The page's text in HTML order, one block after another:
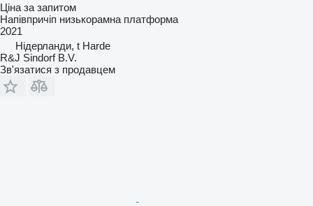
Ціна за запитом
Напівпричіп низькорамна платформа
2021
Нідерланди, t Harde
R&J Sindorf B.V.
Зв'язатися з продавцем